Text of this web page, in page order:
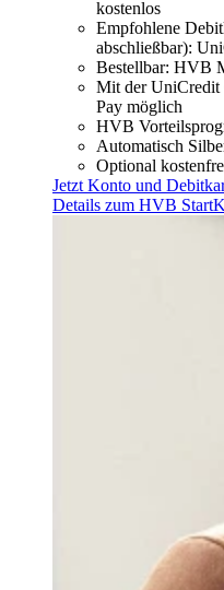
kostenlos
Empfohlene
abschließbar):
Bestellbar: HVB
Mit der UniCredit
Pay möglich
HVB
Automatisch
Optional
Jetzt Konto und
Details zum HVB